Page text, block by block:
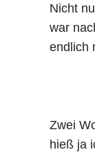
Nicht
war
endlich
Zwei
hieß ja